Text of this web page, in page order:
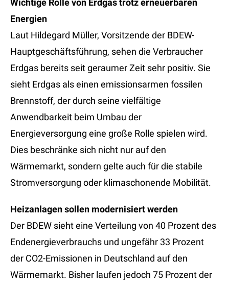
Wichtige Rolle von Erdgas trotz erneuerbaren
Energien
Laut Hildegard Müller, Vorsitzende der BDEW-
Hauptgeschäftsführung, sehen die Verbraucher
Erdgas bereits seit geraumer Zeit sehr positiv. Sie
sieht Erdgas als einen emissionsarmen fossilen
Brennstoff, der durch seine vielfältige
Anwendbarkeit beim Umbau der
Energieversorgung eine große Rolle spielen wird.
Dies beschränke sich nicht nur auf den
Wärmemarkt, sondern gelte auch für die stabile
Stromversorgung oder klimaschonende Mobilität.
Heizanlagen sollen modernisiert werden
Der BDEW sieht eine Verteilung von 40 Prozent des
Endenergieverbrauchs und ungefähr 33 Prozent
der CO2-Emissionen in Deutschland auf den
Wärmemarkt. Bisher laufen jedoch 75 Prozent der